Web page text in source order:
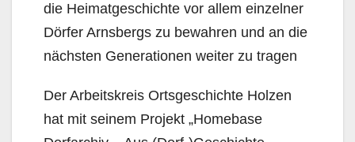
die Heimatgeschichte vor allem einzelner
Dörfer Arnsbergs zu bewahren und an die
nächsten Generationen weiter zu tragen
Der Arbeitskreis Ortsgeschichte Holzen
hat mit seinem Projekt „Homebase